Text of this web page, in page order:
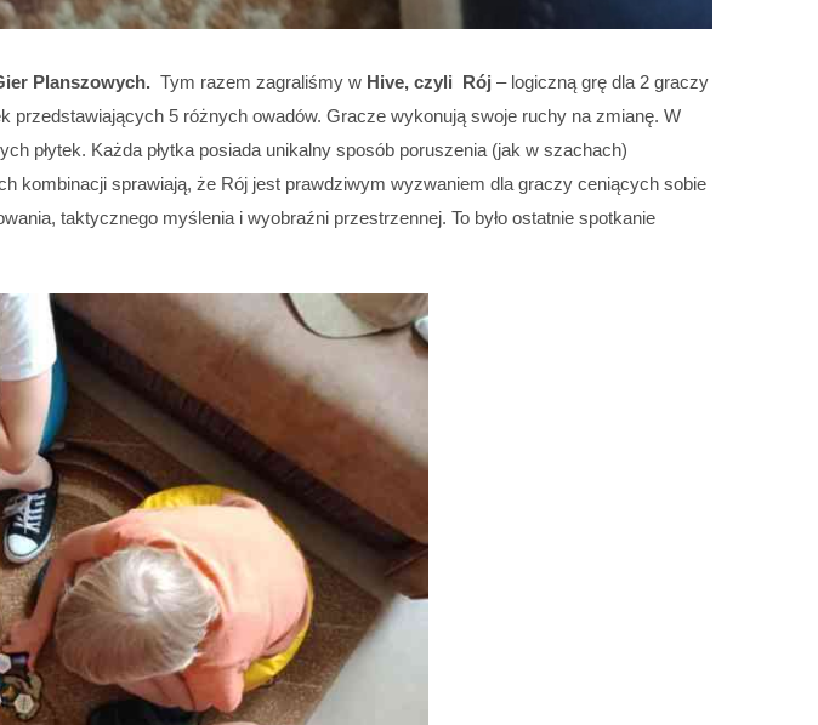
Planszowych. Tym razem zagraliśmy w Hive, czyli Rój – logiczną grę dla 2 graczy
przedstawiających 5 różnych owadów. Gracze wykonują swoje ruchy na zmianę. W
płytek. Każda płytka posiada unikalny sposób poruszenia (jak w szachach)
kombinacji sprawiają, że Rój jest prawdziwym wyzwaniem dla graczy ceniących sobie
taktycznego myślenia i wyobraźni przestrzennej. To było ostatnie spotkanie